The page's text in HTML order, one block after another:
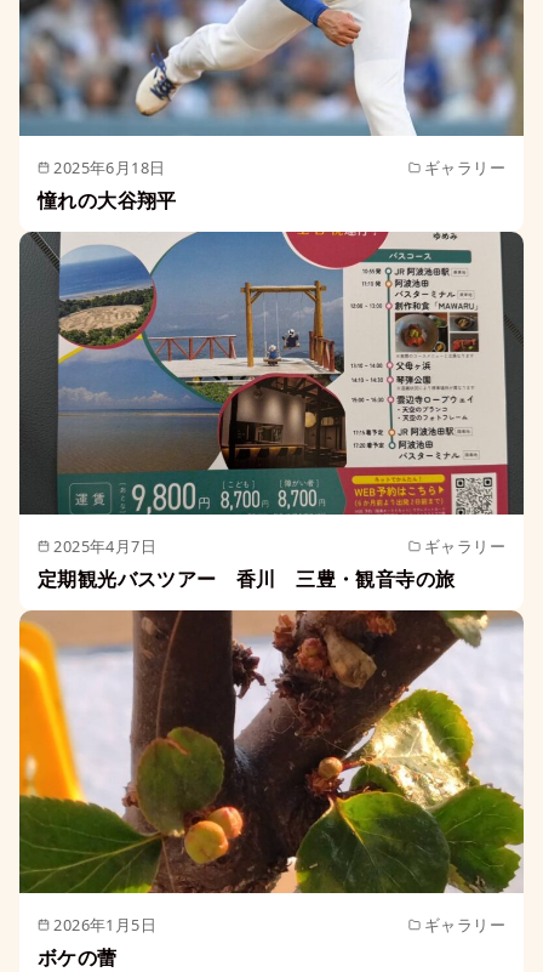
2025年6月18日 ギャラリー
憧れの大谷翔平
2025年4月7日 ギャラリー
定期観光バスツアー 香川 三豊・観音寺の旅
2026年1月5日 ギャラリー
ボケの蕾